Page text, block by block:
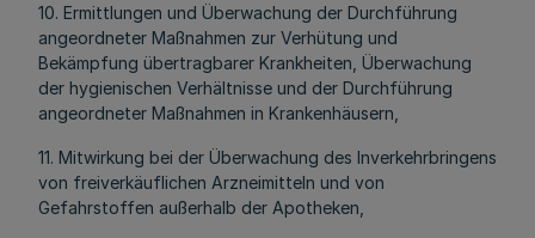
10. Ermittlungen und Überwachung der Durchführung
angeordneter Maßnahmen zur Verhütung und
Bekämpfung übertragbarer Krankheiten, Überwachung
der hygienischen Verhältnisse und der Durchführung
angeordneter Maßnahmen in Krankenhäusern,
11. Mitwirkung bei der Überwachung des Inverkehrbringens
von freiverkäuflichen Arzneimitteln und von
Gefahrstoffen außerhalb der Apotheken,